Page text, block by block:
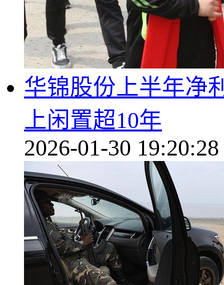
华锦股份上半年净
上闲置超10年
2026-01-30 19:20:28